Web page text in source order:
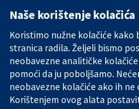
Pouzdani dokazi.
Utemeljeni
dokazi.
Bolje zdravlje.
11-13 Cavendish
London
W1G 0AN
Ujedinjeno
Kraljevstvo
Naše korištenje kolačića
Koristimo nužne kolačiće kako
stranica radila. Željeli bismo
neobavezne analitičke
pomoći da ju poboljšamo.
neobavezne kolačiće ako ih ne
Korištenjem ovog alata